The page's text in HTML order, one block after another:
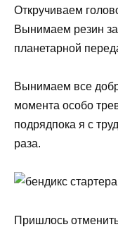
Откручиваем
Вынимаем резин
планетарной
Вынимаем все
момента особо
подрядпока я с
раза.
Пришлось